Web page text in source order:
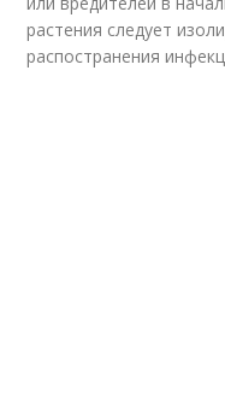
растения следует
распостранения